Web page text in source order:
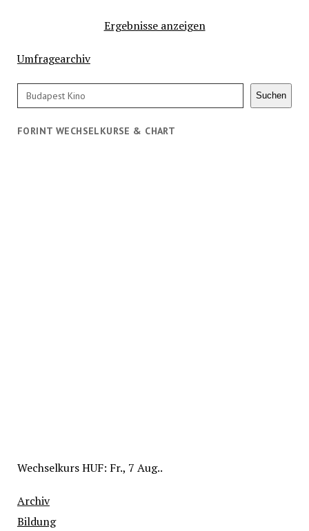
Ergebnisse anzeigen
Umfragearchiv
Suchen Suchen
FORINT WECHSELKURSE & CHART
WechselkursHUF: Fr., 7 Aug..
Archiv
Bildung